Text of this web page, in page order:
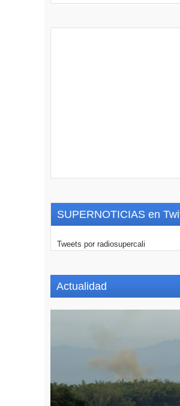
SUPERNOTICIAS en
Tweets por radiosupercali
Actualidad